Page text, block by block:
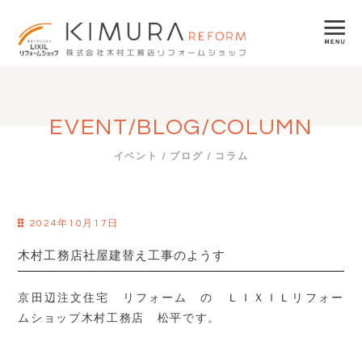
EVENT/BLOG/COLUMN
イベント / ブログ / コラム
2024年10月17日
木村工務店社屋建替え工事のようす
京田辺注文住宅 リフォーム の ＬＩＸＩＬリフォー
ムショップ木村工務店 松平です。